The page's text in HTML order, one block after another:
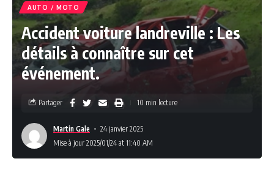
AUTO / MOTO
Accident voiture landreville : Les
détails à connaître sur cet
événement.
Martin Gale
24 janvier 2025
Mise à jour 2025/01/24 at 11:40 AM
Partager 10 min lecture